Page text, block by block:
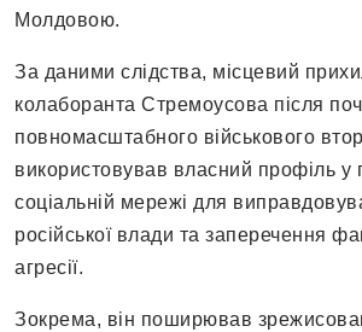
Молдовою.
За даними слідства, місцевий
колаборанта Стремоусова після
повномасштабного військового
використовував власний профіль у
соціальній мережі для
російської влади та заперечення
агресії.
Зокрема, він поширював